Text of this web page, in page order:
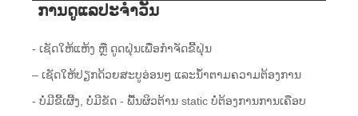
ການດູແລປະຈໍາວັນ
- ເຊັດໃຫ້ແຫ້ງ ຫຼື ດູດຝຸ່ນເພື່ອກຳຈັດຂີ້ຝຸ່ນ
– ເຊັດໃຫ້ປຽກດ້ວຍສະບູອ່ອນໆ ແລະນໍ້າຕາມຄວາມຕ້ອງການ
- ບໍ່ມີຂີ້ເຜີ້ງ, ບໍ່ມີຂັດ - ພື້ນຜິວຕ້ານ static ບໍ່ຕ້ອງການການເຄືອບ